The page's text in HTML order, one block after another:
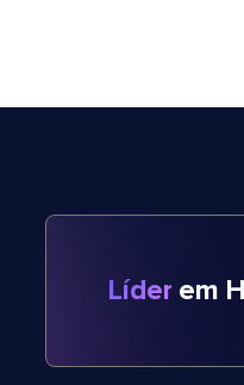
Líder em